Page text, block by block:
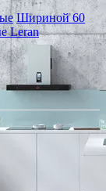
Шириной 60
Leran